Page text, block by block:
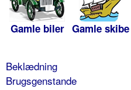
Gamle biler Gamle skibe
Beklædning
Brugsgenstande